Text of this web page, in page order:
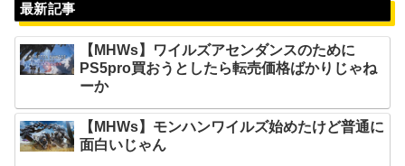
最新記事
【MHWs】ワイルズアセンダンスのために
PS5pro買おうとしたら転売価格ばかりじゃね
ーか
【MHWs】モンハンワイルズ始めたけど普通に
面白いじゃん